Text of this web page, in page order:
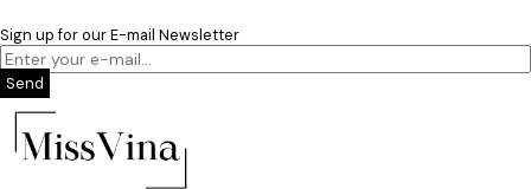
Sign up for our E-mail Newsletter
Send